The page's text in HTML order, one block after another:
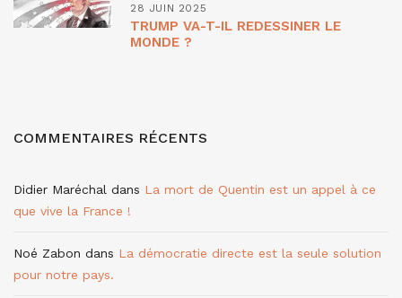
28 JUIN 2025
TRUMP VA-T-IL REDESSINER LE
MONDE ?
COMMENTAIRES RÉCENTS
Didier Maréchal dans La mort de Quentin est un appel à ce
que vive la France !
Noé Zabon dans La démocratie directe est la seule solution
pour notre pays.